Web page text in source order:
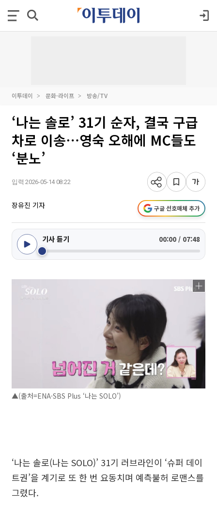
이투데이 문화·라이프 방송/TV
‘나는 솔로’ 31기 순자, 결국 구급
차로 이송⋯영숙 오해에 MC들도
‘분노’
입력 2026-05-14 08:22
장유진 기자 구글 선호매체 추가
기사 듣기 00:00 / 07:48
▲(출처=ENA·SBS Plus ‘나는 SOLO’)
‘나는 솔로(나는 SOLO)’ 31기 러브라인이 ‘슈퍼 데이
트권’을 계기로 또 한 번 요동치며 예측불허 로맨스를
그렸다.